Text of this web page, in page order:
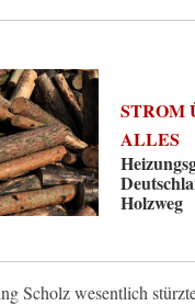
STROM
ALLES
Holzweg
Scholz wesentlich